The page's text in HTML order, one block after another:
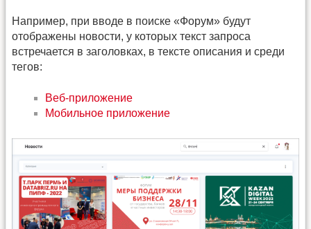
Например, при вводе в поиске «Форум» будут
отображены новости, у которых текст запроса
встречается в заголовках, в тексте описания и среди
тегов:
Веб-приложение
Мобильное приложение